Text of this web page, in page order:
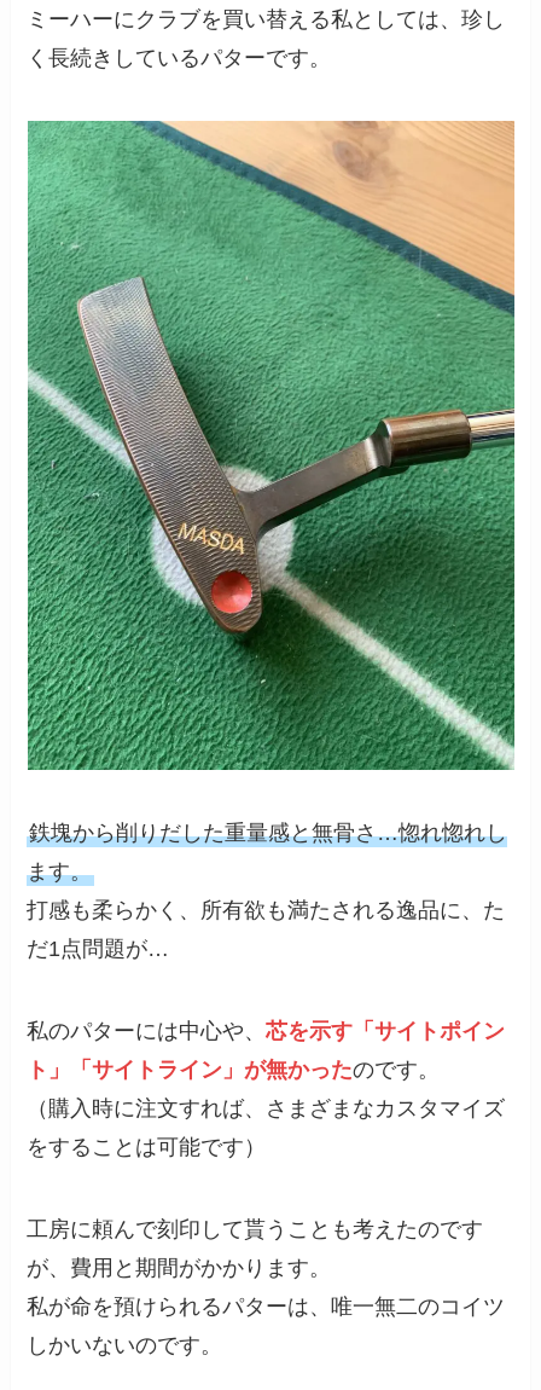
ミーハーにクラブを買い替える私としては、珍し
く長続きしているパターです。
鉄塊から削りだした重量感と無骨さ…惚れ惚れし
ます。
打感も柔らかく、所有欲も満たされる逸品に、た
だ1点問題が…
私のパターには中心や、芯を示す「サイトポイン
ト」「サイトライン」が無かったのです。
（購入時に注文すれば、さまざまなカスタマイズ
をすることは可能です）
工房に頼んで刻印して貰うことも考えたのです
が、費用と期間がかかります。
私が命を預けられるパターは、唯一無二のコイツ
しかいないのです。